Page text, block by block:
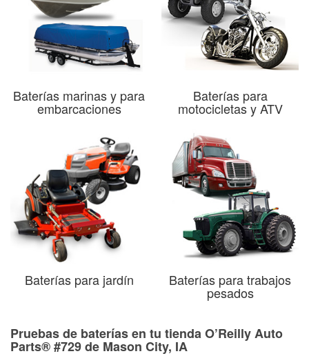
Baterías marinas y para
embarcaciones
Baterías para
motocicletas y ATV
Baterías para jardín Baterías para trabajos
pesados
Pruebas de baterías en tu tienda O’Reilly Auto
Parts® #729 de Mason City, IA